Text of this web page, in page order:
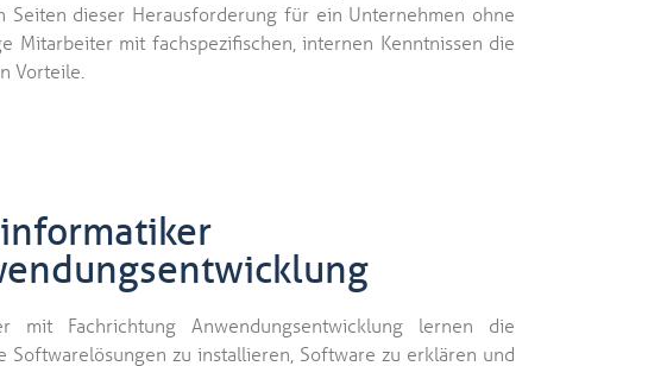
dieser Herausforderung für ein Unternehmen ohne
Mitarbeiter mit fachspezifischen, internen Kenntnissen die
Vorteile.
mit Fachrichtung Anwendungsentwicklung lernen die
Softwarelösungen zu installieren, Software zu erklären und